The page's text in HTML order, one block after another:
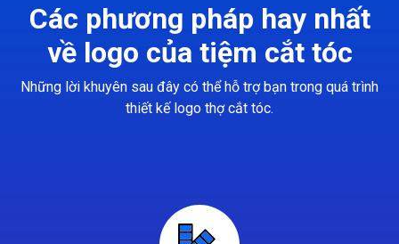
Các phương pháp hay nhất
về logo của tiệm cắt tóc
Những lời khuyên sau đây có thể hỗ trợ bạn trong quá trình
thiết kế logo thợ cắt tóc.